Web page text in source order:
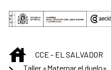
Saltar al contenido principal
INICIOCCE - EL SALVADOR
Taller «Maternar el duelo»